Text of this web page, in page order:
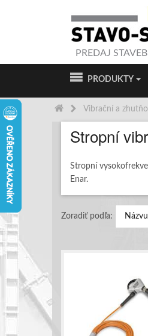
PREDAJ
PRODUKTY
Vibrační a
Stropní
Stropní
Enar.
Zoradiť podľa: Názvu